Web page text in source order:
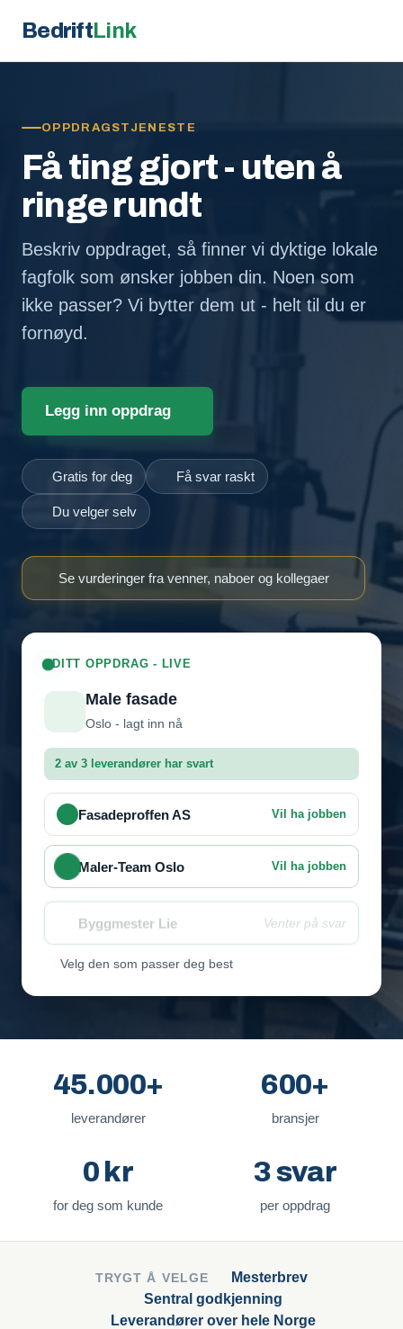
BedriftLink
OPPDRAGSTJENESTE
Få ting gjort - uten å
ringe rundt
Beskriv oppdraget, så finner vi dyktige lokale
fagfolk som ønsker jobben din. Noen som
ikke passer? Vi bytter dem ut - helt til du er
fornøyd.
Legg inn oppdrag
Gratis for deg Få svar raskt
Du velger selv
Se vurderinger fra venner, naboer og kollegaer
DITT OPPDRAG - LIVE
Male fasade
Oslo - lagt inn nå
2 av 3 leverandører har svart
Fasadeproffen AS Vil ha jobben
Maler-Team Oslo Vil ha jobben
Byggmester Lie Venter på svar
Velg den som passer deg best
45.000+
leverandører
600+
bransjer
0 kr
for deg som kunde
3 svar
per oppdrag
TRYGT Å VELGE
Mesterbrev
Sentral godkjenning
Leverandører over hele Norge